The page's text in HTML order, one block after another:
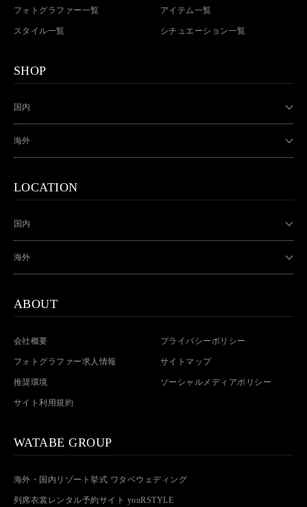
フォトグラファー一覧 アイテム一覧
スタイル一覧 シチュエーション一覧
SHOP
国内
海外
LOCATION
国内
海外
ABOUT
会社概要 プライバシーポリシー
フォトグラファー求人情報 サイトマップ
推奨環境 ソーシャルメディアポリシー
サイト利用規約
WATABE GROUP
海外・国内リゾート挙式 ワタベウェディング
列席衣裳レンタル予約サイト youRSTYLE